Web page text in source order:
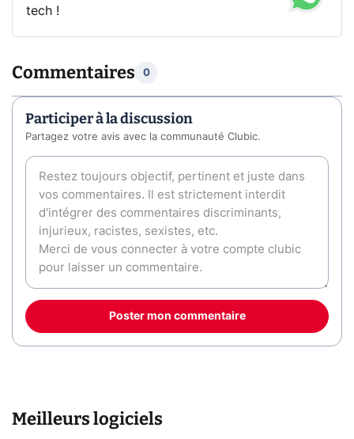
tech !
Commentaires 0
Participer à la discussion
Partagez votre avis avec la communauté Clubic.
Poster mon commentaire
Meilleurs logiciels